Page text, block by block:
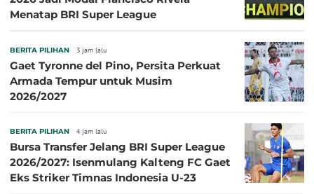
Menatap BRI Super League
BERITA PILIHAN 3 jam lalu
Gaet Tyronne del Pino, Persita Perkuat
Armada Tempur untuk Musim
2026/2027
BERITA PILIHAN 4 jam lalu
Bursa Transfer Jelang BRI Super League
2026/2027: Isenmulang Kalteng FC Gaet
Eks Striker Timnas Indonesia U-23